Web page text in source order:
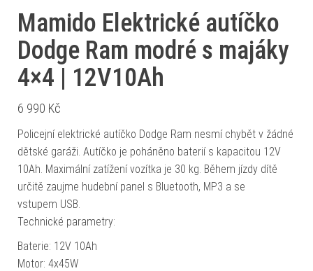
Mamido Elektrické autíčko
Dodge Ram modré s majáky
4×4 | 12V10Ah
6 990 Kč
Policejní elektrické autíčko Dodge Ram nesmí chybět v žádné
dětské garáži. Autíčko je poháněno baterií s kapacitou 12V
10Ah. Maximální zatížení vozítka je 30 kg. Během jízdy dítě
určitě zaujme hudební panel s Bluetooth, MP3 a se
vstupem USB.
Technické parametry:
Baterie: 12V 10Ah
Motor: 4x45W